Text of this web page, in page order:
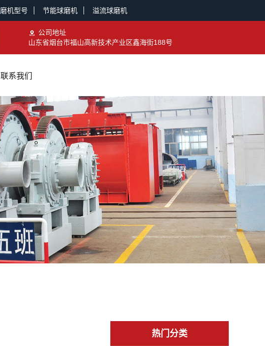
磨机型号 节能球磨机 溢流球磨机
公司地址
山东省烟台市福山高新技术产业区鑫海街188号
联系我们
热门分类